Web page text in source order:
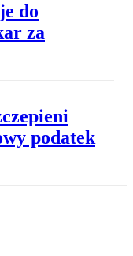
do
za
podatek